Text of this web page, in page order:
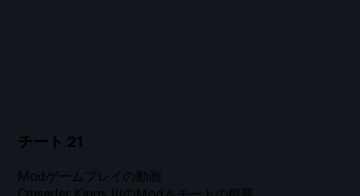
チート 21
Modゲームプレイの動画